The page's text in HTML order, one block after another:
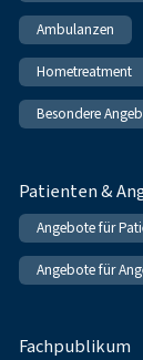
Ambulanzen
Hometreatment
Besondere
Patienten &
Angebote für
Angebote für
Fachpublikum